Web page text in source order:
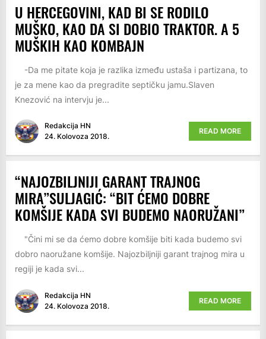
U HERCEGOVINI, KAD BI SE RODILO
MUŠKO, KAO DA SI DOBIO TRAKTOR. A 5
MUŠKIH KAO KOMBAJN
-Da me pitate koja je razlika između ustaša i partizana, to
je za mene kao da pregradite septičku jamu.Slaven
Knezović na intervju je...
Redakcija HN
24. Kolovoza 2018.
READ MORE
“NAJOZBILJNIJI GARANT TRAJNOG
MIRA”SULJAGIĆ: “BIT ĆEMO DOBRE
KOMŠIJE KADA SVI BUDEMO NAORUŽANI”
"Čini mi se da ćemo dobre komšije biti kada budemo svi
dobro naoružane komšije. Najozbiljniji garant trajnog mira u
regiji je kada svi...
Redakcija HN
24. Kolovoza 2018.
READ MORE